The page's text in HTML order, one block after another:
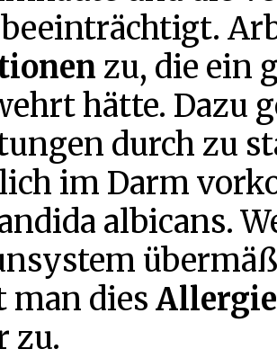
zu, die ein
hätte. Dazu
durch zu
im Darm
albicans.
man dies
zu.